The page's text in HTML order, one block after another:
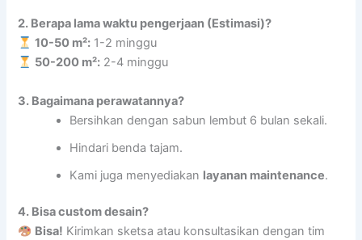
2. Berapa lama waktu pengerjaan (Estimasi)?
10-50 m²: 1-2 minggu
50-200 m²: 2-4 minggu
3. Bagaimana perawatannya?
Bersihkan dengan sabun lembut 6 bulan sekali.
Hindari benda tajam.
Kami juga menyediakan layanan maintenance.
4. Bisa custom desain?
Bisa! Kirimkan sketsa atau konsultasikan dengan tim